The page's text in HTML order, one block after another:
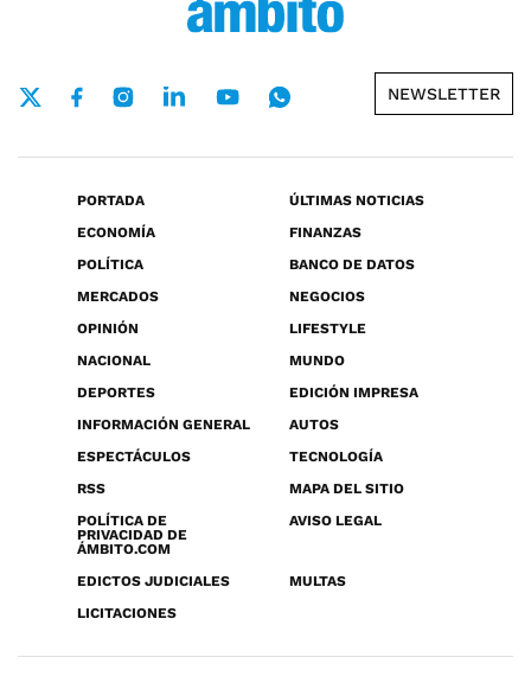
NEWSLETTER
PORTADA
ÚLTIMAS NOTICIAS
ECONOMÍA
FINANZAS
POLÍTICA
BANCO DE DATOS
MERCADOS
NEGOCIOS
OPINIÓN
LIFESTYLE
NACIONAL
MUNDO
DEPORTES
EDICIÓN IMPRESA
INFORMACIÓN GENERAL
AUTOS
ESPECTÁCULOS
TECNOLOGÍA
RSS
MAPA DEL SITIO
POLÍTICA DE
PRIVACIDAD DE
ÁMBITO.COM
AVISO LEGAL
EDICTOS JUDICIALES
MULTAS
LICITACIONES